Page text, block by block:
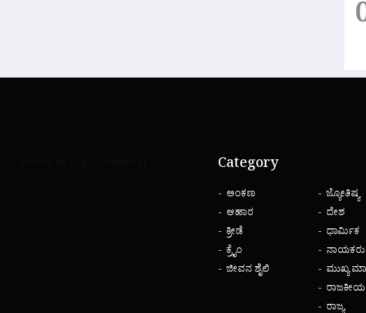
Category
ಅಂಕಣ
ಆಹಾರ
ಕ್ರೀಡೆ
ಕ್ರೈಂ
ಜೀವನ ಶೈಲಿ
ಜ್ಯೋತಿಷ್ಯ
ದೇಶ
ಧಾರ್ಮಿಕ
ನಾಯಕರು
ಮುಖ್ಯ
ರಾಜಕೀಯ
ರಾಜ್ಯ